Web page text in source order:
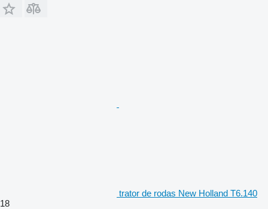
trator de rodas New Holland T6.140
18